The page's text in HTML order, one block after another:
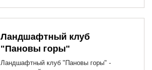
Ландшафтный клуб
"Пановы горы"
Ландшафтный клуб "Пановы горы" -